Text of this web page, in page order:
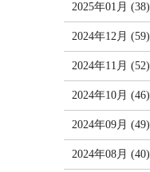
2025年01月 (38)
2024年12月 (59)
2024年11月 (52)
2024年10月 (46)
2024年09月 (49)
2024年08月 (40)